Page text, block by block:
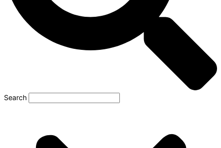
Search